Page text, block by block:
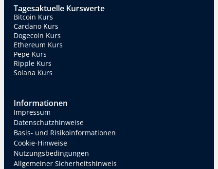
Tagesaktuelle Kurswerte
Bitcoin Kurs
Cardano Kurs
Dogecoin Kurs
Ethereum Kurs
Pepe Kurs
Ripple Kurs
Solana Kurs
Informationen
Impressum
Datenschutzhinweise
Basis- und Risikoinformationen
Cookie-Hinweise
Nutzungsbedingungen
Allgemeiner Sicherheitshinweis